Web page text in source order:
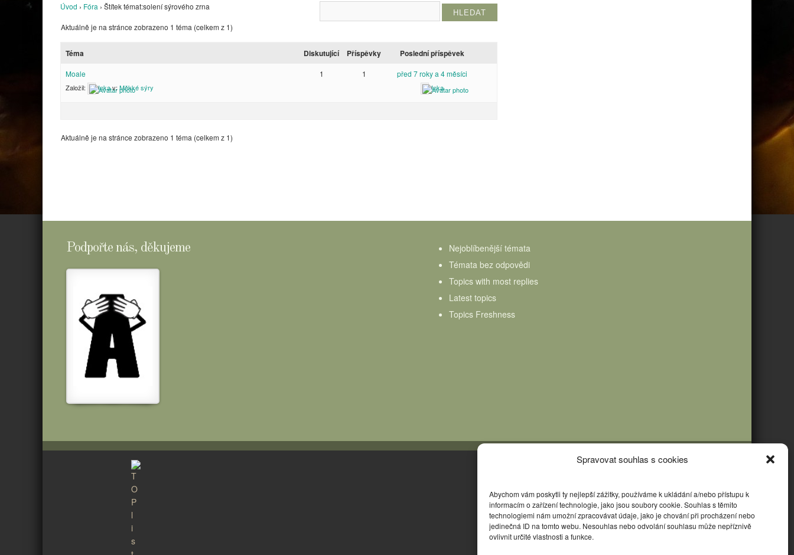
Spravovat souhlas s cookies
Abychom vám poskytli ty nejlepší zážitky, používáme k ukládání a/nebo přístupu k
informacím o zařízení technologie, jako jsou soubory cookie. Souhlas s těmito
technologiemi nám umožní zpracovávat údaje, jako je chování při procházení nebo
jedinečná ID na tomto webu. Nesouhlas nebo odvolání souhlasu může nepříznivě
ovlivnit určité vlastnosti a funkce.
Úvod › Fóra › Štítek témat:solení sýrového zrna
Aktuálně je na stránce zobrazeno 1 téma (celkem z 1)
Téma Diskutující Příspěvky Poslední příspěvek
Moale
Založil: Inkav:Měkké sýry
1 1 před 7 roky a 4 měsíci
Inka
Aktuálně je na stránce zobrazeno 1 téma (celkem z 1)
Podpořte nás, děkujeme
Nejoblíbenější témata
Témata bez odpovědi
Topics with most replies
Latest topics
Topics Freshness